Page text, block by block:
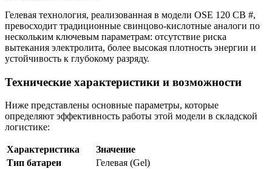
Гелевая технология, реализованная в модели OSE 120 CB #,
превосходит традиционные свинцово-кислотные аналоги по
нескольким ключевым параметрам: отсутствие риска
вытекания электролита, более высокая плотность энергии и
устойчивость к глубокому разряду.
Технические характеристики и возможности
Ниже представлены основные параметры, которые
определяют эффективность работы этой модели в складской
логистике:
Характеристика
Значение
Тип батареи
Гелевая (Gel)